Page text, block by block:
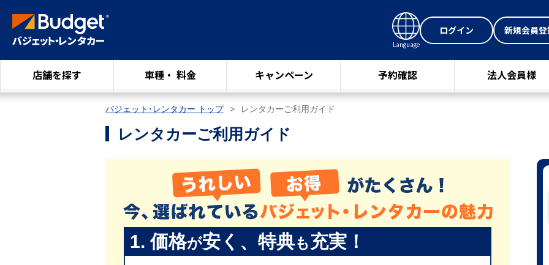
Language
ログイン 新規会員
店舗を探す 車種・ 料金 キャンペーン 予約確認 法人会員様
バジェット･レンタカー トップ レンタカーご利用ガイド
レンタカーご利用ガイド
1. 価格が安く、特典も充実！